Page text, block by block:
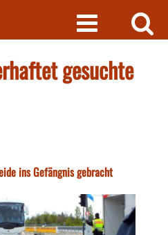
gesuchte
ins Gefängnis gebracht